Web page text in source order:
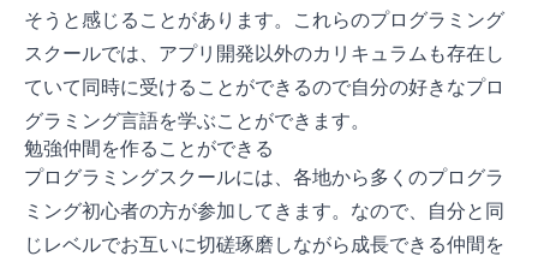
そうと感じることがあります。これらのプログラミング
スクールでは、アプリ開発以外のカリキュラムも存在し
ていて同時に受けることができるので自分の好きなプロ
グラミング言語を学ぶことができます。
勉強仲間を作ることができる
プログラミングスクールには、各地から多くのプログラ
ミング初心者の方が参加してきます。なので、自分と同
じレベルでお互いに切磋琢磨しながら成長できる仲間を